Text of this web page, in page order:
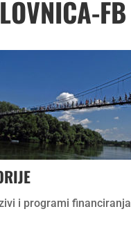
FB
i programi financiranja